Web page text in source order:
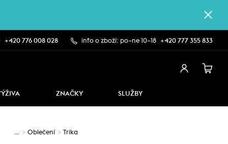
+420 776 008 028 info o zboží: po–ne 10–18 +420 777 355 833
ZNAČKY SLUŽBY
… Oblečení Trika